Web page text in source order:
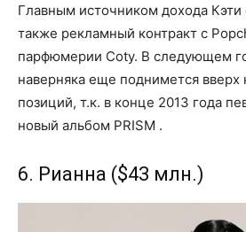
Главным источником дохода Кэти
также рекламный контракт с
парфюмерии Coty. В следующем
наверняка еще поднимется вверх
позиций, т.к. в конце 2013 года
новый альбом PRISM .
6. Рианна ($43 млн.)